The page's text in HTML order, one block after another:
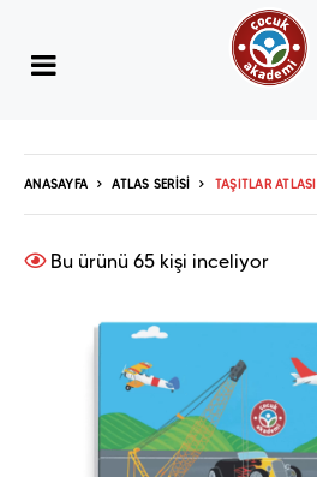
ANASAYFA ATLAS SERISI TAŞITLAR ATLASI
Bu ürünü 65 kişi inceliyor